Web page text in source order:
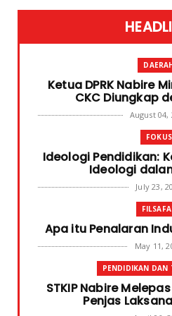
Ketua DPRK Nabire
CKC Diungkap
August 04,
FOKUS
Ideologi Pendidikan:
Ideologi
July 23,
Apa itu Penalaran
May 11,
PENDIDIKAN DAN
STKIP Nabire
Penjas